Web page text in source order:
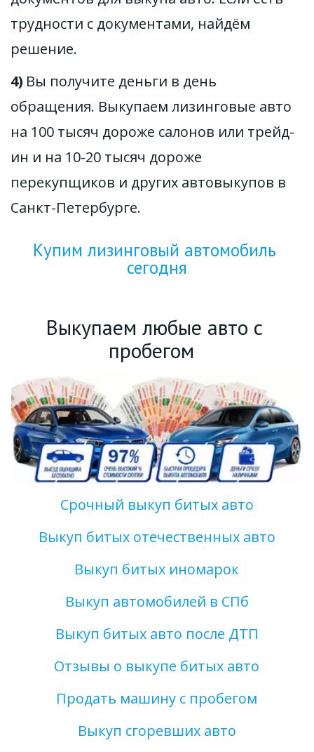
трудности с документами, найдём
решение.
4) Вы получите деньги в день
обращения. Выкупаем лизинговые авто
на 100 тысяч дороже салонов или трейд-
ин и на 10-20 тысяч дороже
перекупщиков и других автовыкупов в
Санкт-Петербурге.
Купим лизинговый автомобиль
сегодня
Выкупаем любые авто с
пробегом
Срочный выкуп битых авто
Выкуп битых отечественных авто
Выкуп битых иномарок
Выкуп автомобилей в СПб
Выкуп битых авто после ДТП
Отзывы о выкупе битых авто
Продать машину с пробегом
Выкуп сгоревших авто